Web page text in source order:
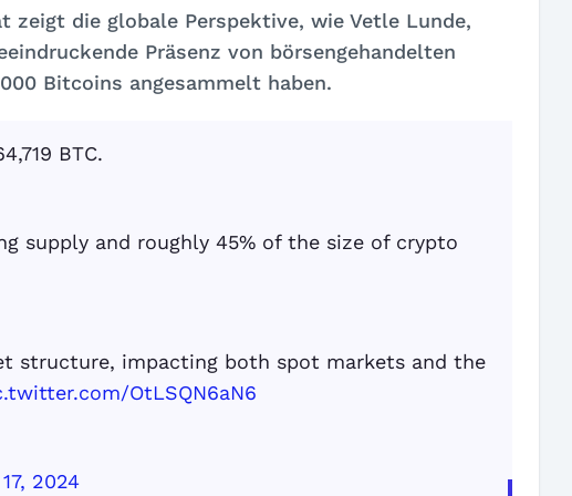
die globale Perspektive, wie Vetle Lunde,
Präsenz von börsengehandelten
Bitcoins angesammelt haben.
BTC.
supply and roughly 45% of the size of crypto
structure, impacting both spot markets and the
OtLSQN6aN6
2024